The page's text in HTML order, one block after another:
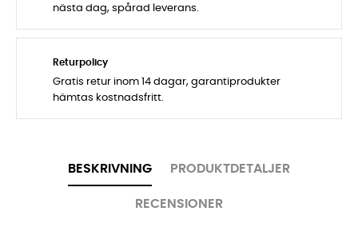
nästa dag, spårad leverans.
Returpolicy
Gratis retur inom 14 dagar, garantiprodukter
hämtas kostnadsfritt.
BESKRIVNING PRODUKTDETALJER
RECENSIONER